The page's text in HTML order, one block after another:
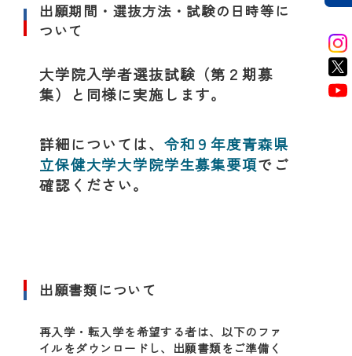
出願期間・選抜方法・試験の日時等に
ついて
大学院入学者選抜試験（第２期募
集）と同様に実施します。
詳細については、 令和９年度青森県
立保健大学大学院学生募集要項でご
確認ください。
出願書類について
再入学・転入学を希望する者は、以下のファ
イルをダウンロードし、出願書類をご準備く